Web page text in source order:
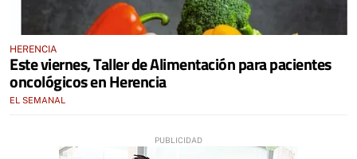
HERENCIA
Este viernes, Taller de Alimentación para pacientes
oncológicos en Herencia
EL SEMANAL